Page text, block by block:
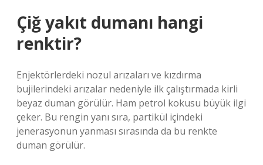
Çiğ yakıt dumanı hangi
renktir?
Enjektörlerdeki nozul arızaları ve kızdırma
bujilerindeki arızalar nedeniyle ilk çalıştırmada kirli
beyaz duman görülür. Ham petrol kokusu büyük ilgi
çeker. Bu rengin yanı sıra, partikül içindeki
jenerasyonun yanması sırasında da bu renkte
duman görülür.